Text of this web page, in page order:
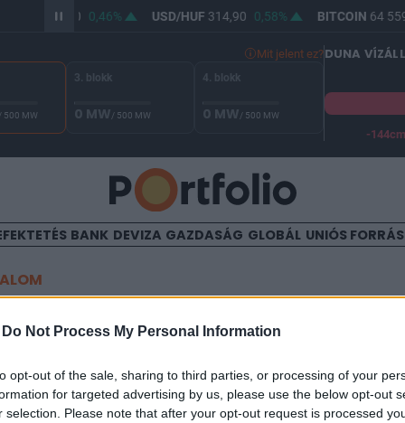
Do Not Process My Personal Information
opt-out of the sale, sharing to third parties, or processing of your
for targeted advertising by us, please use the below opt-out
selection. Please note that after your opt-out request is processed
363,40 0,46% USD/HUF314,90 0,58% BITCOIN64
Mit jelent ez?
/ 500 MW
3. blokk
0 MW/ 500 MW
4. blokk
0 MW/ 500 MW
DUNA
-144cm
BANK DEVIZA GAZDASÁG GLOBÁL UNIÓS
estek a német ipari